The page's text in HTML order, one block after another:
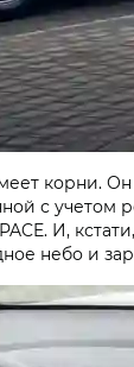
с учетом
И,
небо и